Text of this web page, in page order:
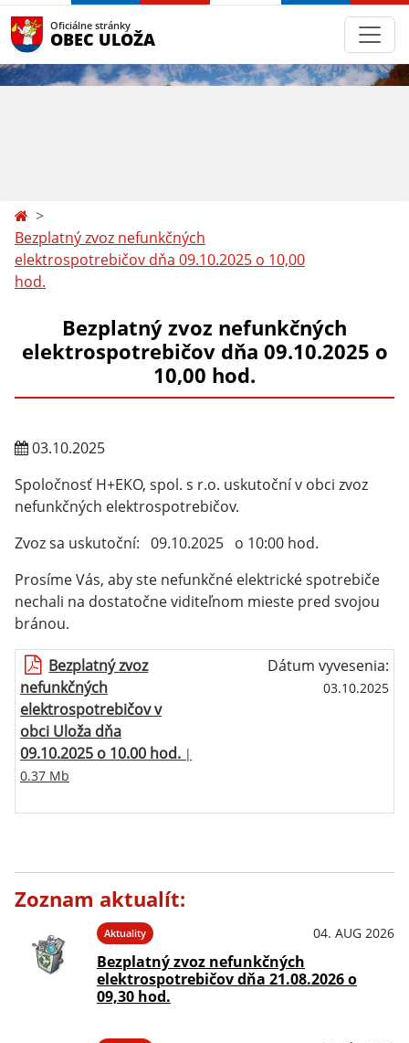
Oficiálne stránky
OBEC ULOŽA
Bezplatný zvoz nefunkčných
elektrospotrebičov dňa 09.10.2025 o 10,00
hod.
Bezplatný zvoz nefunkčných
elektrospotrebičov dňa 09.10.2025 o
10,00 hod.
03.10.2025
Spoločnosť H+EKO, spol. s r.o. uskutoční v obci zvoz
nefunkčných elektrospotrebičov.
Zvoz sa uskutoční: 09.10.2025 o 10:00 hod.
Prosíme Vás, aby ste nefunkčné elektrické spotrebiče
nechali na dostatočne viditeľnom mieste pred svojou
bránou.
Bezplatný zvoz
nefunkčných
elektrospotrebičov v
obci Uloža dňa
09.10.2025 o 10.00 hod. |
0.37 Mb
Dátum vyvesenia:
03.10.2025
Zoznam aktualít:
Aktuality 04. AUG 2026
Bezplatný zvoz nefunkčných
elektrospotrebičov dňa 21.08.2026 o
09,30 hod.